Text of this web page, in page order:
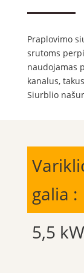
Praplovimo
srutoms
naudojamas
kanalus,
Siurblio
galia :
5,5 kW